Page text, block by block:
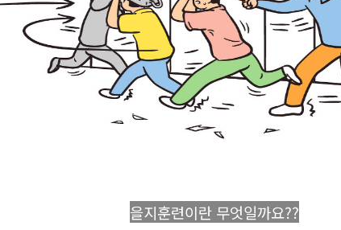
을지훈련이란 무엇일까요??